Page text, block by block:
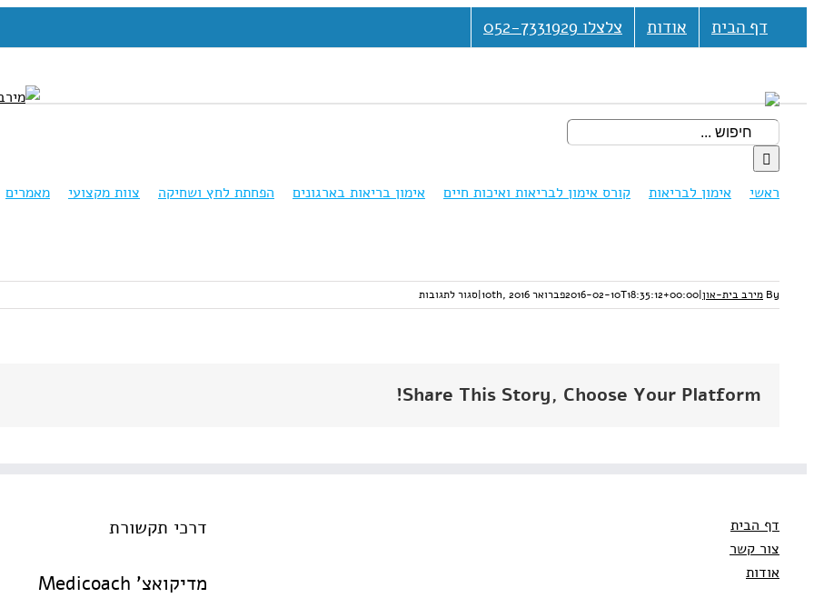
דף הבית אודות צלצלו 052-7331929
חיפוש...
ראשי אימון לבריאות קורס אימון לבריאות ואיכות חיים אימון בריאות בארגונים הפחתת לחץ ושחיקה צוות מקצועי מאמרים
By מירב בית-און|
2016-02-10T18:35:12+00:00פברואר 10th, 2016 |סגור לתגובותעל
1415645106388
Share This Story, Choose Your Platform!
דף הבית
צור קשר
אודות
דרכי תקשורת
מדיקואצ' Medicoach